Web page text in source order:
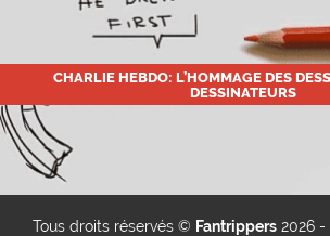
CHARLIE HEBDO: L’HOMMAGE DES
DESSINATEURS
Tous droits réservés © Fantrippers 2026 -